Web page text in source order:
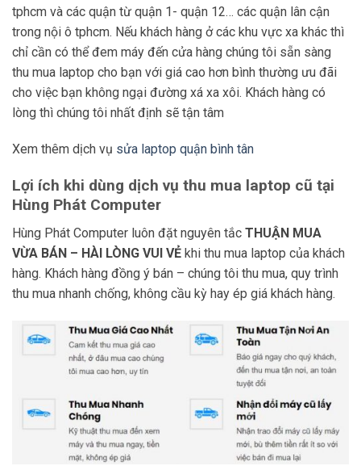
tphcm và các quận từ quận 1- quận 12… các quận lân cận
trong nội ô tphcm. Nếu khách hàng ở các khu vực xa khác thì
chỉ cần có thể đem máy đến cửa hàng chúng tôi sẵn sàng
thu mua laptop cho bạn với giá cao hơn bình thường ưu đãi
cho việc bạn không ngại đường xá xa xôi. Khách hàng có
lòng thì chúng tôi nhất định sẽ tận tâm
Xem thêm dịch vụ sửa laptop quận bình tân
Lợi ích khi dùng dịch vụ thu mua laptop cũ tại
Hùng Phát Computer
Hùng Phát Computer luôn đặt nguyên tắc THUẬN MUA
VỪA BÁN – HÀI LÒNG VUI VẺ khi thu mua laptop của khách
hàng. Khách hàng đồng ý bán – chúng tôi thu mua, quy trình
thu mua nhanh chống, không cầu kỳ hay ép giá khách hàng.